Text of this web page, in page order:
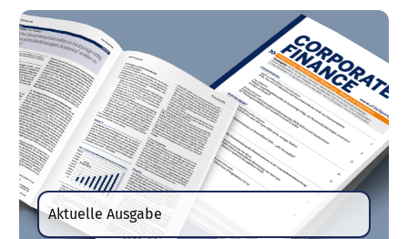
Aktuelle Ausgabe